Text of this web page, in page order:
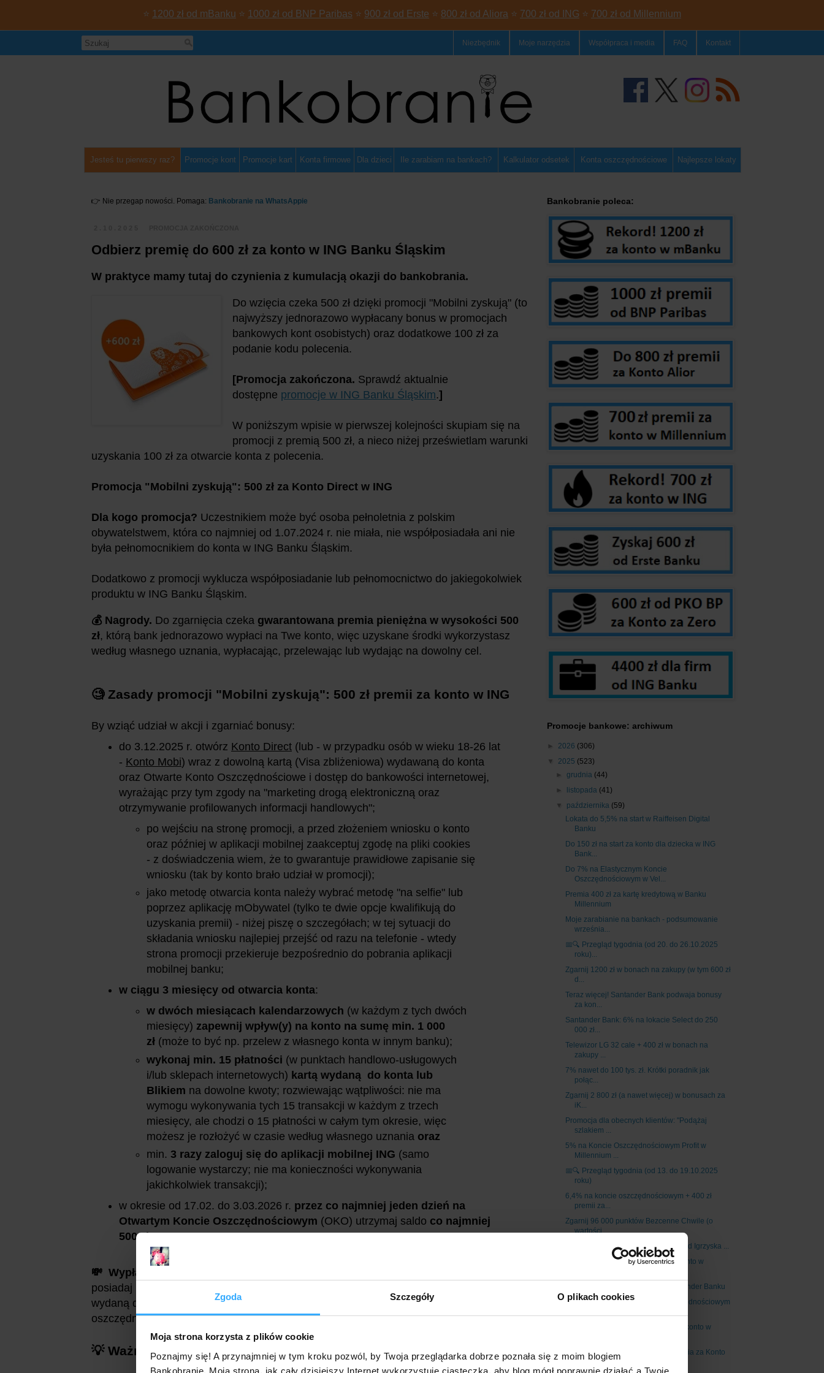
Zgoda Szczegóły O plikach cookies
Moja strona korzysta z plików cookie
Poznajmy się! A przynajmniej w tym kroku pozwól, by Twoja przeglądarka dobrze poznała się z moim blogiem
Bankobranie. Moja strona, jak cały dzisiejszy Internet wykorzystuje ciasteczka, aby blog mógł poprawnie działać a Twoje
⭐ 1200 zł od mBanku ⭐ 1000 zł od BNP Paribas ⭐ 900 zł od Erste ⭐ 800 zł od Aliora ⭐ 700 zł od ING ⭐ 700 zł od Millennium
Niezbędnik Moje narzędzia Współpraca i media FAQ Kontakt
Jesteś tu pierwszy raz? Promocje kont Promocje kart Konta firmowe Dla dzieci Ile zarabiam na bankach? Kalkulator odsetek Konta oszczędnościowe Najlepsze lokaty
👉 Nie przegap nowości. Pomaga: Bankobranie na WhatsAppie
Odbierz premię do 600 zł za konto w ING Banku Śląskim
W praktyce mamy tutaj do czynienia z kumulacją okazji do bankobrania.
Do wzięcia czeka 500 zł dzięki promocji "Mobilni zyskują" (to
najwyższy jednorazowo wypłacany bonus w promocjach
bankowych kont osobistych) oraz dodatkowe 100 zł za
podanie kodu polecenia.
[Promocja zakończona. Sprawdź aktualnie
dostępne promocje w ING Banku Śląskim.]
W poniższym wpisie w pierwszej kolejności skupiam się na
promocji z premią 500 zł, a nieco niżej prześwietlam warunki
uzyskania 100 zł za otwarcie konta z polecenia.
Promocja "Mobilni zyskują": 500 zł za Konto Direct w ING
Dla kogo promocja? Uczestnikiem może być osoba pełnoletnia z polskim
obywatelstwem, która co najmniej od 1.07.2024 r. nie miała, nie współposiadała ani nie
była pełnomocnikiem do konta w ING Banku Śląskim.
Dodatkowo z promocji wyklucza współposiadanie lub pełnomocnictwo do jakiegokolwiek
produktu w ING Banku Śląskim.
💰 Nagrody. Do zgarnięcia czeka gwarantowana premia pieniężna w wysokości 500
zł, którą bank jednorazowo wypłaci na Twe konto, więc uzyskane środki wykorzystasz
według własnego uznania, wypłacając, przelewając lub wydając na dowolny cel.
🧐 Zasady promocji "Mobilni zyskują": 500 zł premii za konto w ING
By wziąć udział w akcji i zgarniać bonusy:
do 3.12.2025 r. otwórz Konto Direct (lub - w przypadku osób w wieku 18-26 lat
- Konto Mobi) wraz z dowolną kartą (Visa zbliżeniowa) wydawaną do konta
oraz Otwarte Konto Oszczędnościowe i dostęp do bankowości internetowej,
wyrażając przy tym zgody na "marketing drogą elektroniczną oraz
otrzymywanie profilowanych informacji handlowych";
po wejściu na stronę promocji, a przed złożeniem wniosku o konto
oraz później w aplikacji mobilnej zaakceptuj zgodę na pliki cookies
- z doświadczenia wiem, że to gwarantuje prawidłowe zapisanie się
wniosku (tak by konto brało udział w promocji);
jako metodę otwarcia konta należy wybrać metodę "na selfie" lub
poprzez aplikację mObywatel (tylko te dwie opcje kwalifikują do
uzyskania premii) - niżej piszę o szczegółach; w tej sytuacji do
składania wniosku najlepiej przejść od razu na telefonie - wtedy
strona promocji przekieruje bezpośrednio do pobrania aplikacji
mobilnej banku;
w ciągu 3 miesięcy od otwarcia konta:
w dwóch miesiącach kalendarzowych (w każdym z tych dwóch
miesięcy) zapewnij wpływ(y) na konto na sumę min. 1 000
zł (może to być np. przelew z własnego konta w innym banku);
wykonaj min. 15 płatności (w punktach handlowo-usługowych
i/lub sklepach internetowych) kartą wydaną do konta lub
Blikiem na dowolne kwoty; rozwiewając wątpliwości: nie ma
wymogu wykonywania tych 15 transakcji w każdym z trzech
miesięcy, ale chodzi o 15 płatności w całym tym okresie, więc
możesz je rozłożyć w czasie według własnego uznania oraz
min. 3 razy zaloguj się do aplikacji mobilnej ING (samo
logowanie wystarczy; nie ma konieczności wykonywania
jakichkolwiek transakcji);
w okresie od 17.02. do 3.03.2026 r. przez co najmniej jeden dzień na
Otwartym Koncie Oszczędnościowym (OKO) utrzymaj saldo co najmniej
500 zł.
💸 Wypłata premii 500 zł
posiadaj konto osobiste założone w promocji (nie zmieniaj go na konto wspólne) wraz z
wydaną do niego kartą oraz Otwarte Konto Oszczędnościowe (bo to właśnie na rachunek
oszczędnościowy wpłynie premia od banku).
💡 Ważne informacje i przydatne wskazówki
Bankobranie poleca:
Promocje bankowe: archiwum
► 2026 (306)
▼ 2025 (523)
►grudnia (44)
►
listopada (41)
▼ października (59)
Lokata do 5,5% na start w Raiffeisen Digital
Banku
Do 150 zł na start za konto dla dziecka w ING
Bank...
Do 7% na Elastycznym Koncie
Oszczędnościowym w Vel...
Premia 400 zł za kartę kredytową w Banku
Millennium
Moje zarabianie na bankach - podsumowanie
września...
📅🔍 Przegląd tygodnia (od 20. do 26.10.2025
roku)...
Zgarnij 1200 zł w bonach na zakupy (w tym 600 zł
d...
Teraz więcej! Santander Bank podwaja bonusy
za kon...
Santander Bank: 6% na lokacie Select do 250
000 zł...
Telewizor LG 32 cale + 400 zł w bonach na
zakupy ...
7% nawet do 100 tys. zł. Krótki poradnik jak
połąc...
Zgarnij 2 800 zł (a nawet więcej) w bonusach za
iK...
Promocja dla obecnych klientów: "Podążaj
szlakiem ...
5% na Koncie Oszczędnościowym Profit w
Millennium ...
📅🔍 Przegląd tygodnia (od 13. do 19.10.2025
roku)
6,4% na koncie oszczędnościowym + 400 zł
premii za...
Zgarnij 96 000 punktów Bezcenne Chwile (o
wartości...
Loteria "Płać kartą Visa i graj o wyjazd Igrzyska ...
Zgarnij aż 1160 zł w bonusach za konto w
700 zł w bonusach za konto w Santander Banku
Alior: do 5% na Koncie Mega Oszczędnościowym
Dodatkowe 200 zł dla studentów za konto w
Santander Bank: aż 1160 zł do wzięcia za Konto
Select